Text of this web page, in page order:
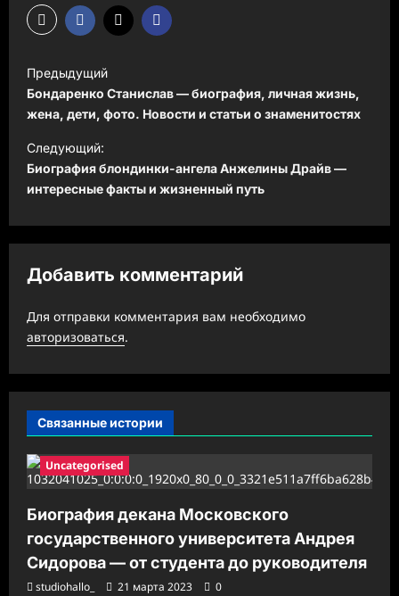
а
в
и
г
а
ц
я
з
а
и
и
Предыдущий
Бондаренко Станислав — биография, личная жизнь,
жена, дети, фото. Новости и статьи о знаменитостях
Следующий:
Биография блондинки-ангела Анжелины Драйв —
интересные факты и жизненный путь
Добавить комментарий
Для отправки комментария вам необходимо
авторизоваться.
Связанные истории
Uncategorised
Биография декана Московского
государственного университета Андрея
Сидорова — от студента до руководителя
studiohallo_ 21 марта 2023 0